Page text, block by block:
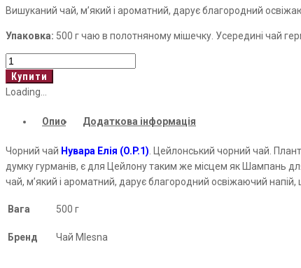
Вишуканий чай, м’який і ароматний, дарує благородний
Упаковка: 500 г чаю в полотняному мішечку. Усередині чай
Nuwara
Eliya
кількість
Купити
Loading...
Опис Додаткова інформація
Чорний чай Нувара Елія (O.P.1) . Цейлонський чорний чай.
думку гурманів, є для Цейлону таким же місцем як Шампань
чай, м’який і ароматний, дарує благородний освіжаючий
Вага 500 г
Бренд Чай Mlesna